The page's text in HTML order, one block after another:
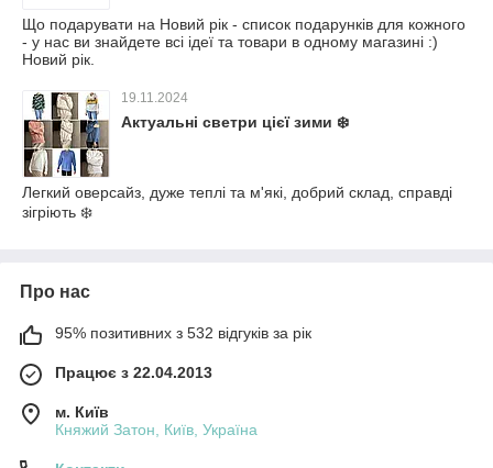
Що подарувати на Новий рік - список подарунків для кожного
- у нас ви знайдете всі ідеї та товари в одному магазині :)
Новий рік.
19.11.2024
Актуальні светри цієї зими ❄️
Легкий оверсайз, дуже теплі та м'які, добрий склад, справді
зігріють ❄️
Про нас
95% позитивних з 532 відгуків за рік
Працює з 22.04.2013
м. Київ
Княжий Затон, Київ, Україна